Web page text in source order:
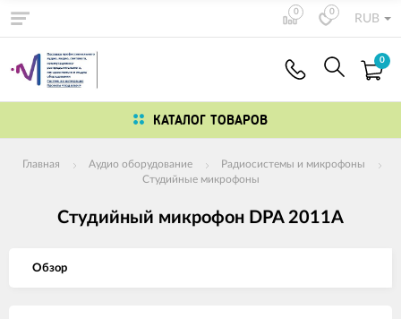
0 0
RUB
0
КАТАЛОГ ТОВАРОВ
Главная Аудио оборудование
Радиосистемы и микрофоны
Студийные микрофоны
Студийный микрофон DPA 2011A
Обзор